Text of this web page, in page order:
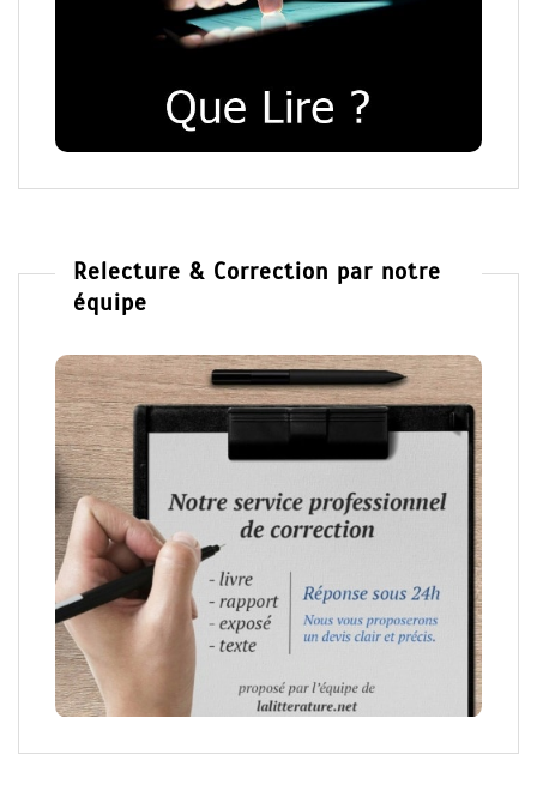
Relecture & Correction par notre
équipe